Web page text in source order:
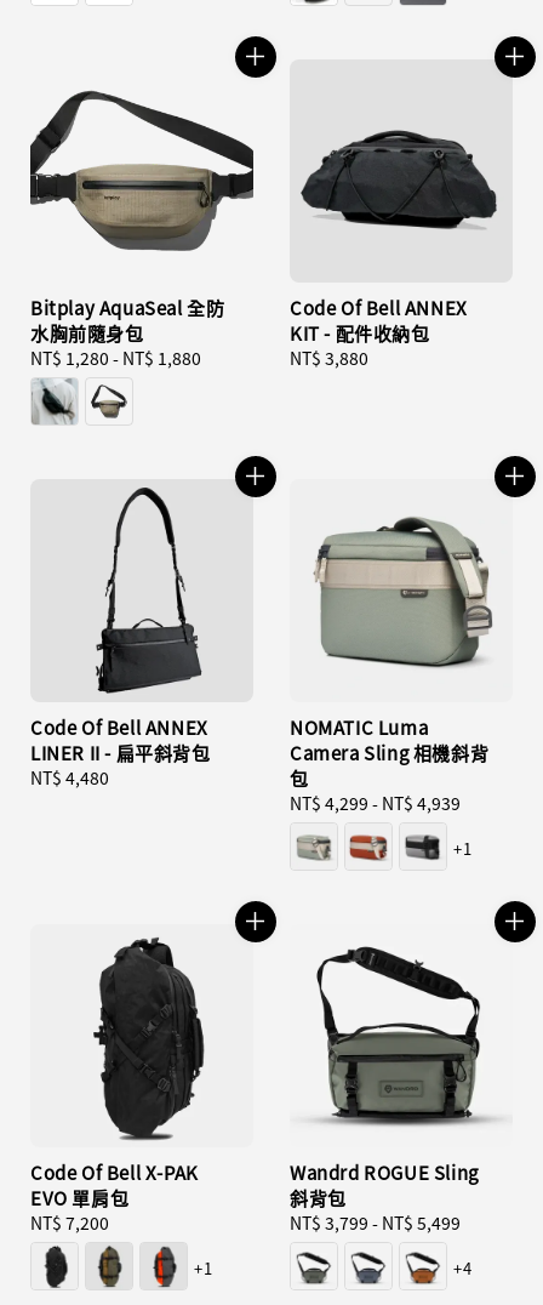
Bitplay AquaSeal 全防
水胸前隨身包
Regular
price
NT$ 1,280 - NT$ 1,880
Code Of Bell ANNEX
KIT - 配件收納包
Regular
NT$ 3,880
Code Of Bell ANNEX
LINER II - 扁平斜背包
Regular
NT$ 4,480
NOMATIC Luma
Camera Sling 相機斜背
包
Regular
price
NT$ 4,299 - NT$ 4,939
+1
Code Of Bell X-PAK
EVO 單肩包
Regular
price
NT$ 7,200
+1
Wandrd ROGUE Sling
斜背包
Regular
price
NT$ 3,799 - NT$ 5,499
+4